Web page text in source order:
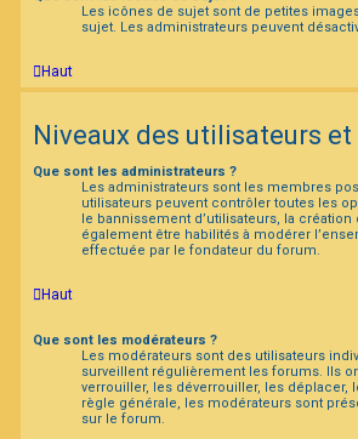
Les icônes de sujet sont de petites
sujet. Les administrateurs peuvent
Haut
Niveaux des utilisateurs
Que sont les administrateurs ?
Les administrateurs sont les membres
utilisateurs peuvent contrôler toutes les
le bannissement d’utilisateurs, la
également être habilités à modérer
effectuée par le fondateur du forum.
Haut
Que sont les modérateurs ?
Les modérateurs sont des utilisateurs
surveillent régulièrement les forums. Ils
verrouiller, les déverrouiller, les déplacer,
règle générale, les modérateurs sont
sur le forum.